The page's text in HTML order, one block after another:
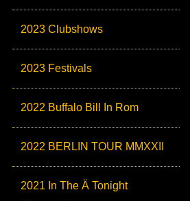
2023 Clubshows
2023 Festivals
2022 Buffalo Bill In Rom
2022 BERLIN TOUR MMXXII
2021 In The Ä Tonight